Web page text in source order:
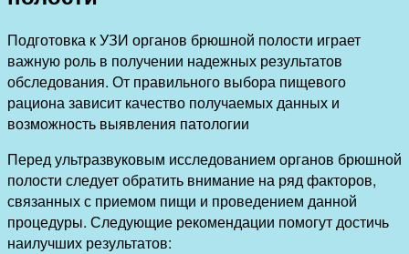
Подготовка к УЗИ органов брюшной полости играет
важную роль в получении надежных результатов
обследования. От правильного выбора пищевого
рациона зависит качество получаемых данных и
возможность выявления патологии
Перед ультразвуковым исследованием органов брюшной
полости следует обратить внимание на ряд факторов,
связанных с приемом пищи и проведением данной
процедуры. Следующие рекомендации помогут достичь
наилучших результатов: